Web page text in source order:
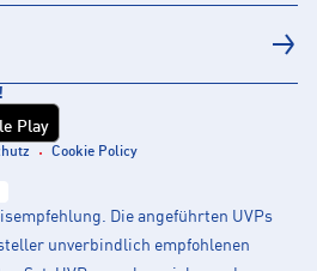
Play
Cookie Policy
Die angeführten UVPs
unverbindlich empfohlenen